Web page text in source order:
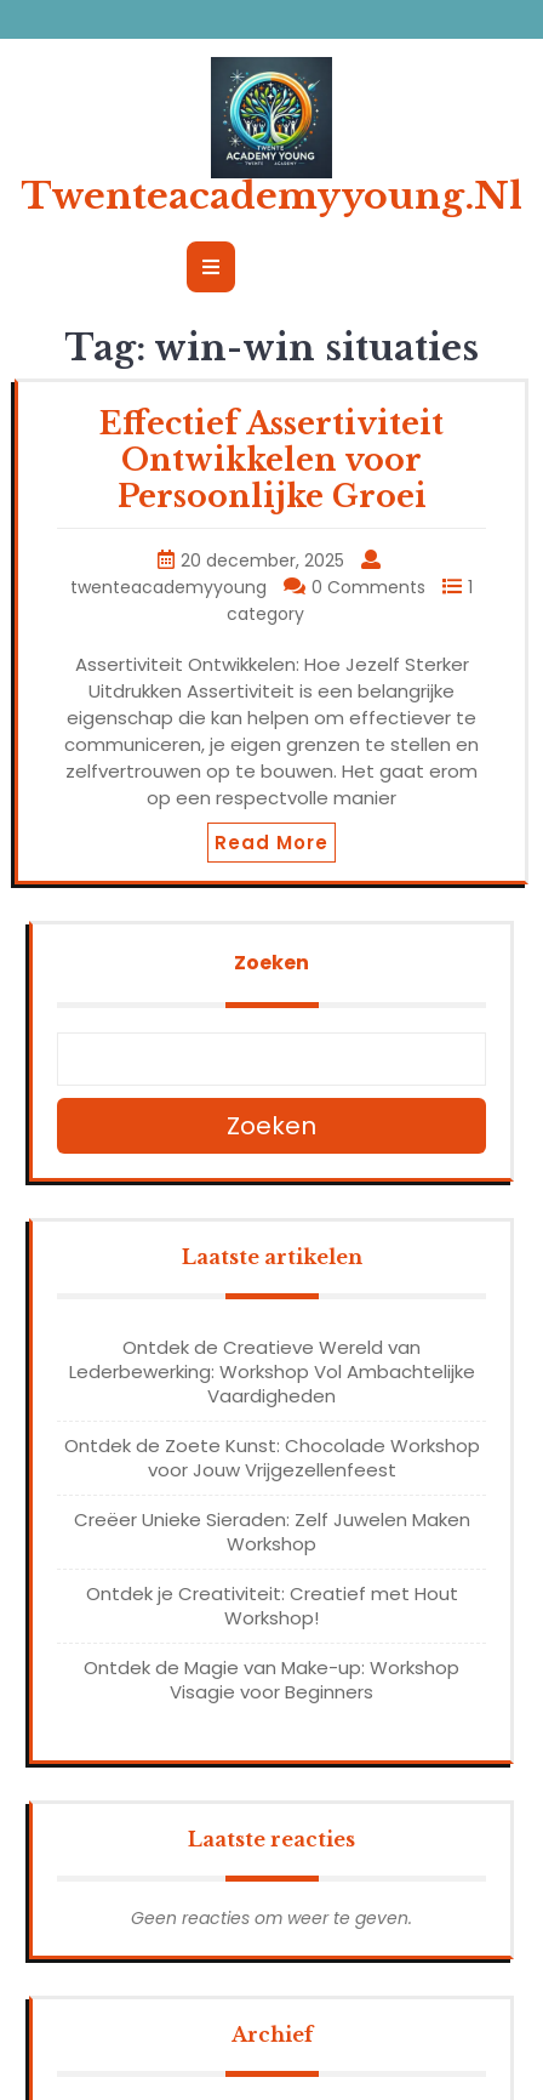
naar
Twenteacademyyoung.nl
Open
Tag: win-win situaties
Effectief Assertiviteit
Ontwikkelen voor
Persoonlijke Groei
20 december, 2025
twenteacademyyoung
0 Comments
1
category
Assertiviteit Ontwikkelen: Hoe Jezelf Sterker
Uitdrukken Assertiviteit is een belangrijke
eigenschap die kan helpen om effectiever te
communiceren, je eigen grenzen te stellen en
zelfvertrouwen op te bouwen. Het gaat erom
op een respectvolle manier
Read More
Zoeken
Zoeken
Laatste artikelen
Ontdek de Creatieve Wereld van
Lederbewerking: Workshop Vol Ambachtelijke
Vaardigheden
Ontdek de Zoete Kunst: Chocolade Workshop
voor Jouw Vrijgezellenfeest
Creëer Unieke Sieraden: Zelf Juwelen Maken
Workshop
Ontdek je Creativiteit: Creatief met Hout
Workshop!
Ontdek de Magie van Make-up: Workshop
Visagie voor Beginners
Laatste reacties
Geen reacties om weer te geven.
Archief